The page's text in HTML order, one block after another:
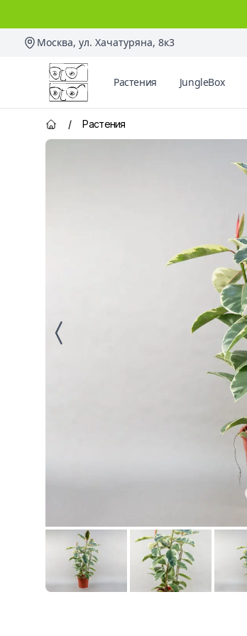
Москва, ул. Хачатуряна, 8к3
Два Ботаника
Растения JungleBox
Главная страница
/ Растения